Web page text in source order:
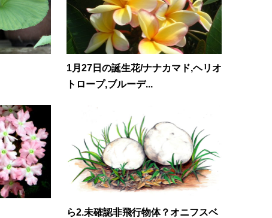
1月27日の誕生花/ナナカマド,ヘリオ
トロープ,ブルーデ...
ら2.未確認非飛行物体？オニフスベ